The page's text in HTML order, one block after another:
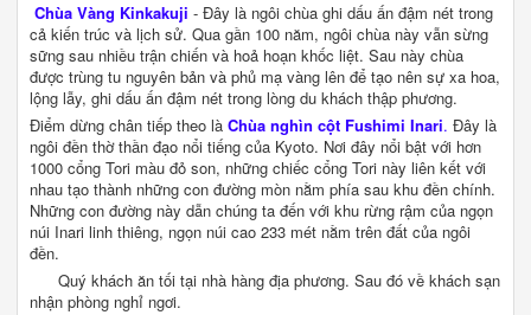
Chùa Vàng Kinkakuji- Đây là ngôi chùa ghi dấu ấn đậm nét trong
cả kiến trúc và lịch sử. Qua gần 100 năm, ngôi chùa này vẫn sừng
sững sau nhiều trận chiến và hoả hoạn khốc liệt. Sau này chùa
được trùng tu nguyên bản và phủ mạ vàng lên để tạo nên sự xa hoa,
lộng lẫy, ghi dấu ấn đậm nét trong lòng du khách thập phương.
Điểm dừng chân tiếp theo làChùa nghìn cột Fushimi Inari. Đây là
ngôi đền thờ thần đạo nổi tiếng của Kyoto. Nơi đây nổi bật với hơn
1000 cổng Tori màu đỏ son, những chiếc cổng Tori này liên kết với
nhau tạo thành những con đường mòn nằm phía sau khu đền chính.
Những con đường này dẫn chúng ta đến với khu rừng rậm của ngọn
núi Inari linh thiêng, ngọn núi cao 233 mét nằm trên đất của ngôi
đền.
Quý khách ăn tối tại nhà hàng địa phương. Sau đó về khách sạn
nhận phòng nghỉ ngơi.